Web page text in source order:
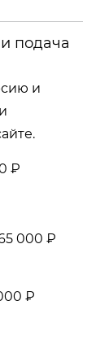
подача
и
₽
000 ₽
₽